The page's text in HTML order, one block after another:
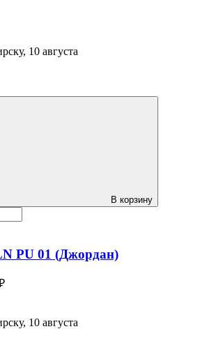
10 августа
В корзину
PU 01 (Джордан)
10 августа